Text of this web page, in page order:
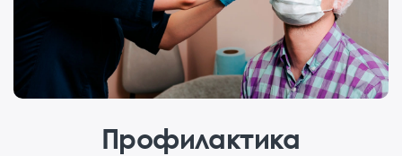
Профилактика